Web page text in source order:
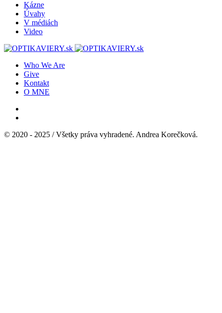
Kázne
Úvahy
V médiách
Video
Who We Are
Give
Kontakt
O MNE
© 2020 - 2025 / Všetky práva vyhradené. Andrea Korečková.